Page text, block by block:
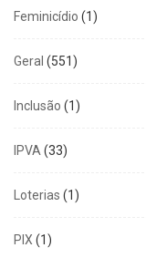
Feminicídio (1)
Geral (551)
Inclusão (1)
IPVA (33)
Loterias (1)
PIX (1)